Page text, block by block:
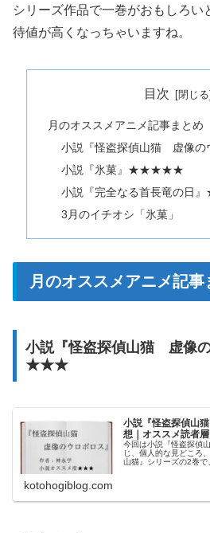
シリーズ作品で一巻がおもしろい
待値が高くなっちゃいますね。
目次
月のオススメアニメ記事まとめ
小説『怪盗探偵山猫 虚像
小説『氷菓』★★★★★
小説『完全なる首長竜の日
3月のイチオシ「氷菓」
月のオススメアニメ記事
小説『怪盗探偵山猫 虚像の
★★★
小説『怪盗探偵山
想｜オススメ読者層
今回は小説『怪盗探偵
じ、個人的な見どころ
山猫』シリーズの2巻
kotohogiblog.com